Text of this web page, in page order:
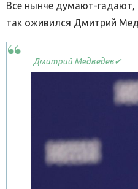
Все нынче думают-гадают,
так оживился Дмитрий
Дмитрий Медведев✔